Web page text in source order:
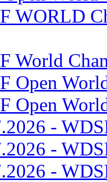
WORLD
World
Open
Open
-
-
-